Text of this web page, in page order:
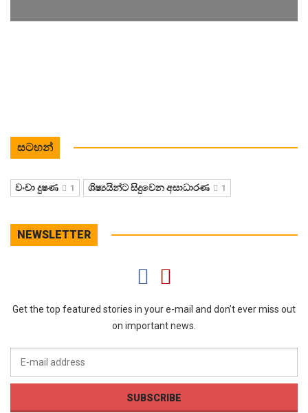
සටහන්
වංචා දුෂණ 1 ශිෂ්‍යයින්ට සිදුවෙන අසාධාරණ 1
NEWSLETTER
Get the top featured stories in your e-mail and don’t ever miss out
on important news.